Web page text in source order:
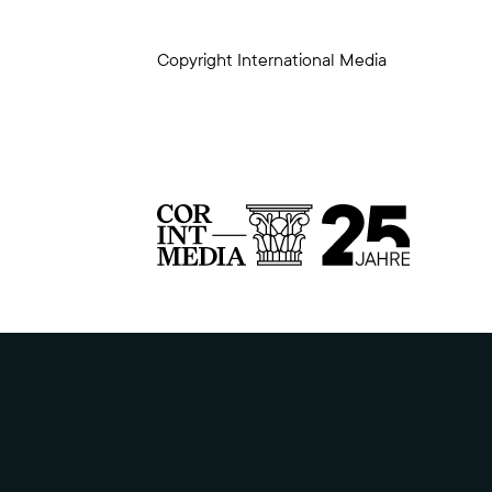
Copyright International Media